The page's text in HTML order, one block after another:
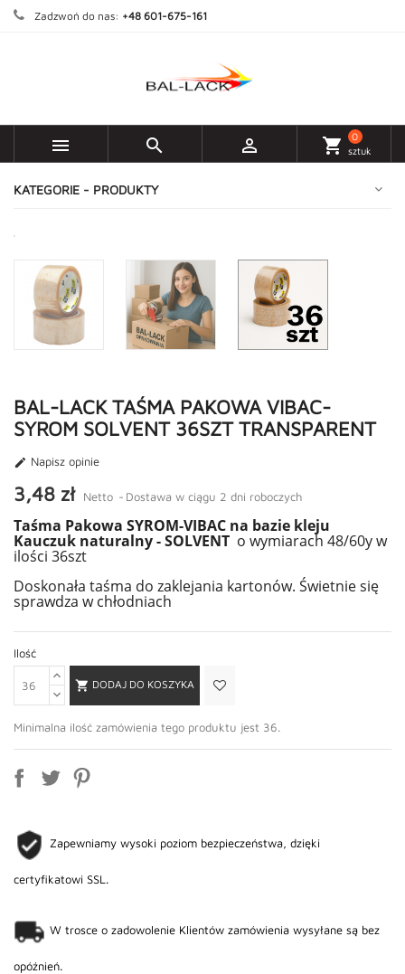
Zadzwoń do nas: +48 601-675-161
   shopping_cart
0
sztuk
KATEGORIE - PRODUKTY
BAL-LACK TAŚMA PAKOWA VIBAC-
SYROM SOLVENT 36SZT TRANSPARENT
 Napisz opinie
3,48 zł Netto Dostawa w ciągu 2 dni roboczych
Taśma Pakowa SYROM-VIBAC na bazie kleju
Kauczuk naturalny - SOLVENT o wymiarach 48/60y w
ilości 36szt
Doskonała taśma do zaklejania kartonów. Świetnie się
sprawdza w chłodniach
Ilość
 DODAJ DO KOSZYKA
Minimalna ilość zamówienia tego produktu jest 36.
Zapewniamy wysoki poziom bezpieczeństwa, dzięki
certyfikatowi SSL.
W trosce o zadowolenie Klientów zamówienia wysyłane są bez
opóźnień.